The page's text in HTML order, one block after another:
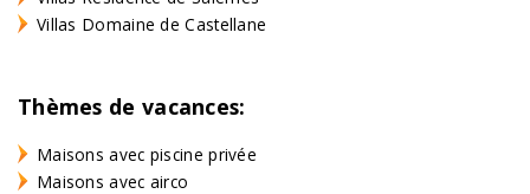
Villas Domaine de Castellane
Thèmes de vacances:
Maisons avec piscine privée
Maisons avec airco